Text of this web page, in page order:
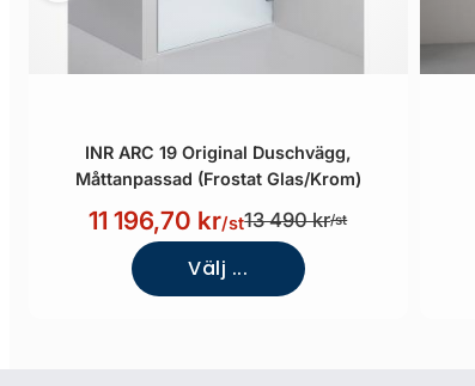
INR ARC 19 Original Duschvägg,
Måttanpassad (Frostat Glas/Krom)
11 196,70 kr/st13 490 kr/st
Välj ...